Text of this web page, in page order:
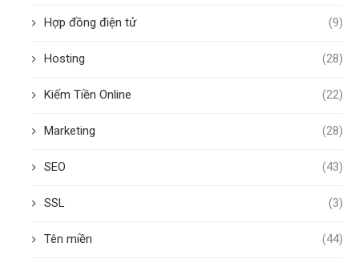
Hợp đồng điện tử (9)
Hosting (28)
Kiếm Tiền Online (22)
Marketing (28)
SEO (43)
SSL (3)
Tên miền (44)